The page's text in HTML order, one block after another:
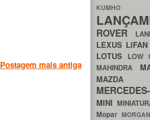
Postagem mais antiga
ROVER
LEXUS LIFAN
LOTUS LOW
MAHINDRA
MAZDA
MINI
Mopar MORGAN